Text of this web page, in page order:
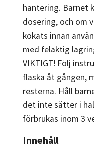
hantering. Barnet
dosering, och om
kokats innan
med felaktig
VIKTIGT! Följ
flaska åt gången,
resterna. Håll
det inte sätter i
förbrukas inom 3
Innehåll